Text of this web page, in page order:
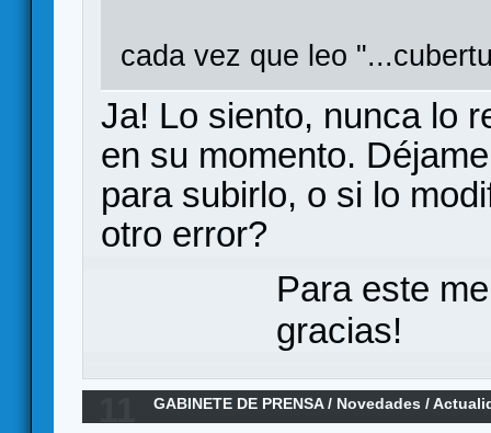
cada vez que leo
Ja! Lo siento, nunca lo
en su momento.
para subirlo, o si lo
otro error?
Para este
gracias!
GABINETE DE PRENSA/ Novedades /